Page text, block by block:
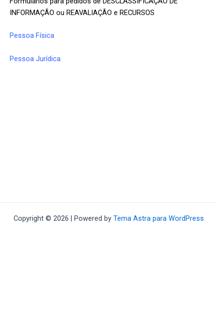
INFORMAÇÃO ou REAVALIAÇÃO e RECURSOS
Pessoa Física
Pessoa Jurídica
Copyright © 2026 | Powered by Tema Astra para WordPress